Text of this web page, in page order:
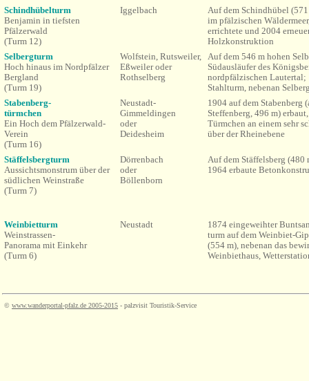
Schindhübelturm
Benjamin in tiefsten
Pfälzerwald
(Turm 12)
Iggelbach
Auf dem Schindhübel
im pfälzischen
errichtete und 2004
Holzkonstruktion
Selbergturm
Hoch hinaus im Nordpfälzer
Bergland
(Turm 19)
Wolfstein, Rutsweiler,
Eßweiler oder
Rothselberg
Auf dem 546 m hohen
Südausläufer des
nordpfälzischen Lautertal;
Stahlturm, nebenan
Stabenberg-
türmchen
Ein Hoch dem Pfälzerwald-
Verein
(Turm 16)
Neustadt-
Gimmeldingen
oder
Deidesheim
1904 auf dem Stabenberg
Steffenberg, 496 m)
Türmchen an einem sehr
über der Rheinebene
Stäffelsbergturm
Aussichtsmonstrum über der
südlichen Weinstraße
(Turm 7)
Dörrenbach
oder
Böllenborn
Auf dem Stäffelsberg (480
1964 erbaute
Weinbietturm
Weinstrassen-
Panorama mit Einkehr
(Turm 6)
Neustadt
1874 eingeweihter
turm auf dem Weinbiet-
(554 m), nebenan das
Weinbiethaus,
© www.wanderportal-pfalz.de 2005-2015 - palzvisit Touristik-Service